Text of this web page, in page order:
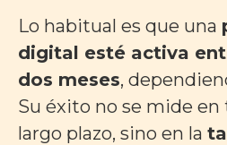
Lo habitual es que una
digital esté activa
dos meses,
Su éxito no se mide en
largo plazo, sino en la